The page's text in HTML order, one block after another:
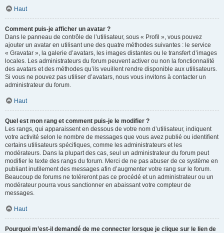
Haut
Comment puis-je afficher un avatar ?
Dans le panneau de contrôle de l’utilisateur, sous « Profil », vous pouvez
ajouter un avatar en utilisant une des quatre méthodes suivantes : le service
« Gravatar », la galerie d’avatars, les images distantes ou le transfert d’images
locales. Les administrateurs du forum peuvent activer ou non la fonctionnalité
des avatars et des méthodes qu’ils veuillent rendre disponible aux utilisateurs.
Si vous ne pouvez pas utiliser d’avatars, nous vous invitons à contacter un
administrateur du forum.
Haut
Quel est mon rang et comment puis-je le modifier ?
Les rangs, qui apparaissent en dessous de votre nom d’utilisateur, indiquent
votre activité selon le nombre de messages que vous avez publié ou identifient
certains utilisateurs spécifiques, comme les administrateurs et les
modérateurs. Dans la plupart des cas, seul un administrateur du forum peut
modifier le texte des rangs du forum. Merci de ne pas abuser de ce système en
publiant inutilement des messages afin d’augmenter votre rang sur le forum.
Beaucoup de forums ne toléreront pas ce procédé et un administrateur ou un
modérateur pourra vous sanctionner en abaissant votre compteur de
messages.
Haut
Pourquoi m’est-il demandé de me connecter lorsque je clique sur le lien de